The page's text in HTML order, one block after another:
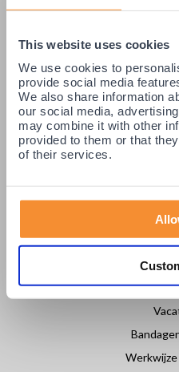
This website uses cookies
We use cookies to
provide social media
We also share information
our social media,
may combine it with other
provided to them or that
of their services.
Betaling
Login